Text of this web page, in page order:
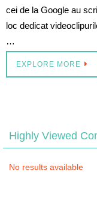
cei de la Google au
loc dedicat
…
EXPLORE MORE
Highly Viewed
No results available